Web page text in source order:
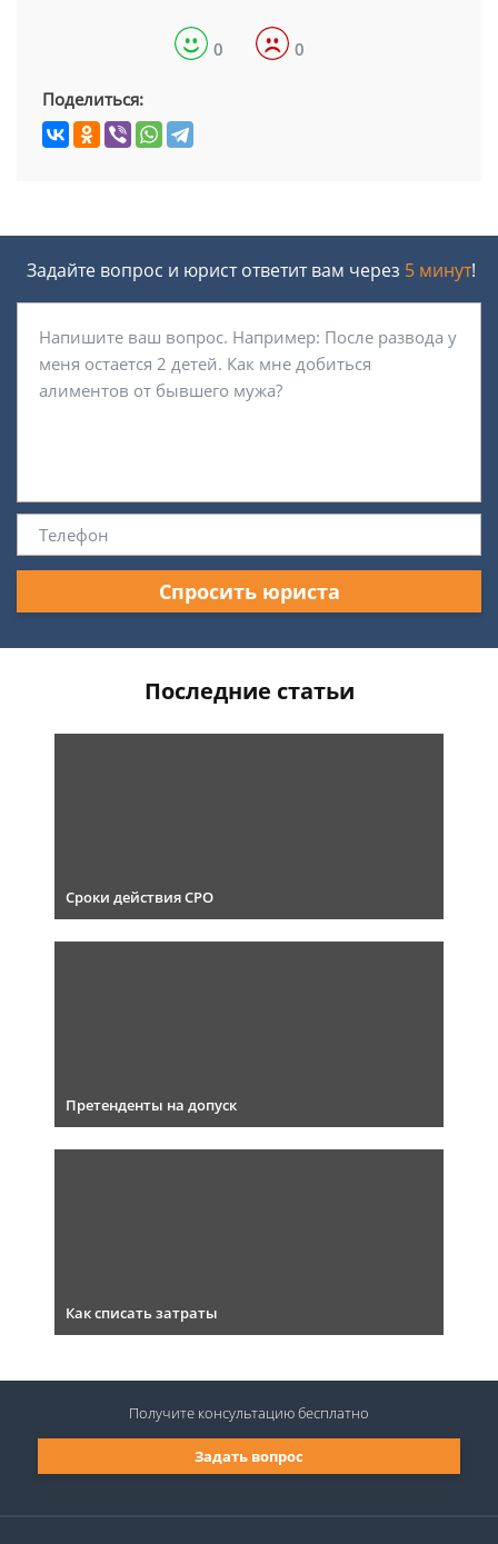
0 0
Поделиться:
Задайте вопрос и юрист ответит вам через 5 минут!
Спросить юриста
Последние статьи
Сроки действия СРО
Претенденты на допуск
Как списать затраты
Задать вопрос
Получите консультациюбесплатно